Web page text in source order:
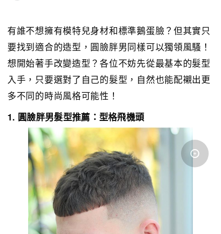
有誰不想擁有模特兒身材和標準鵝蛋臉？但其實只
要找到適合的造型，圓臉胖男同樣可以獨領風騷！
想開始著手改變造型？各位不妨先從最基本的髮型
入手，只要選對了自己的髮型，自然也能配襯出更
多不同的時尚風格可能性！
1. 圓臉胖男髮型推薦：型格飛機頭